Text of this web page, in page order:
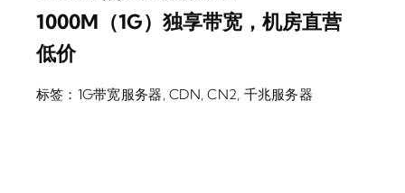
1000M（1G）独享带宽，机房直营
低价
标签： 1G带宽服务器,CDN,CN2, 千兆服务器